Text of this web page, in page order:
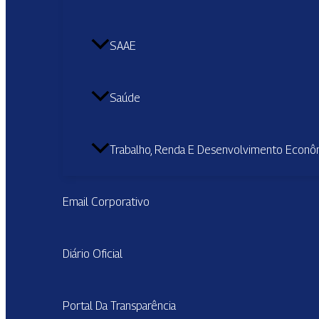
SAAE
Saúde
Trabalho, Renda E Desenvolvimento
Email Corporativo
Diário Oficial
Portal Da Transparência